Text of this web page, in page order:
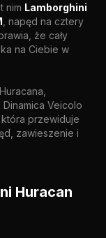
nim Lamborghini
, napęd na cztery
że cały
na Ciebie w
Veicolo
przewiduje
zawieszenie i
Huracan